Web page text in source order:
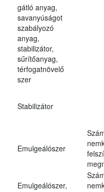
gátló anyag,
savanyúságot
szabályozó
anyag,
stabilizátor,
sűrítőanyag,
térfogatnövelő
szer
Stabilizátor
Emulgeálószer
Emulgeálószer,